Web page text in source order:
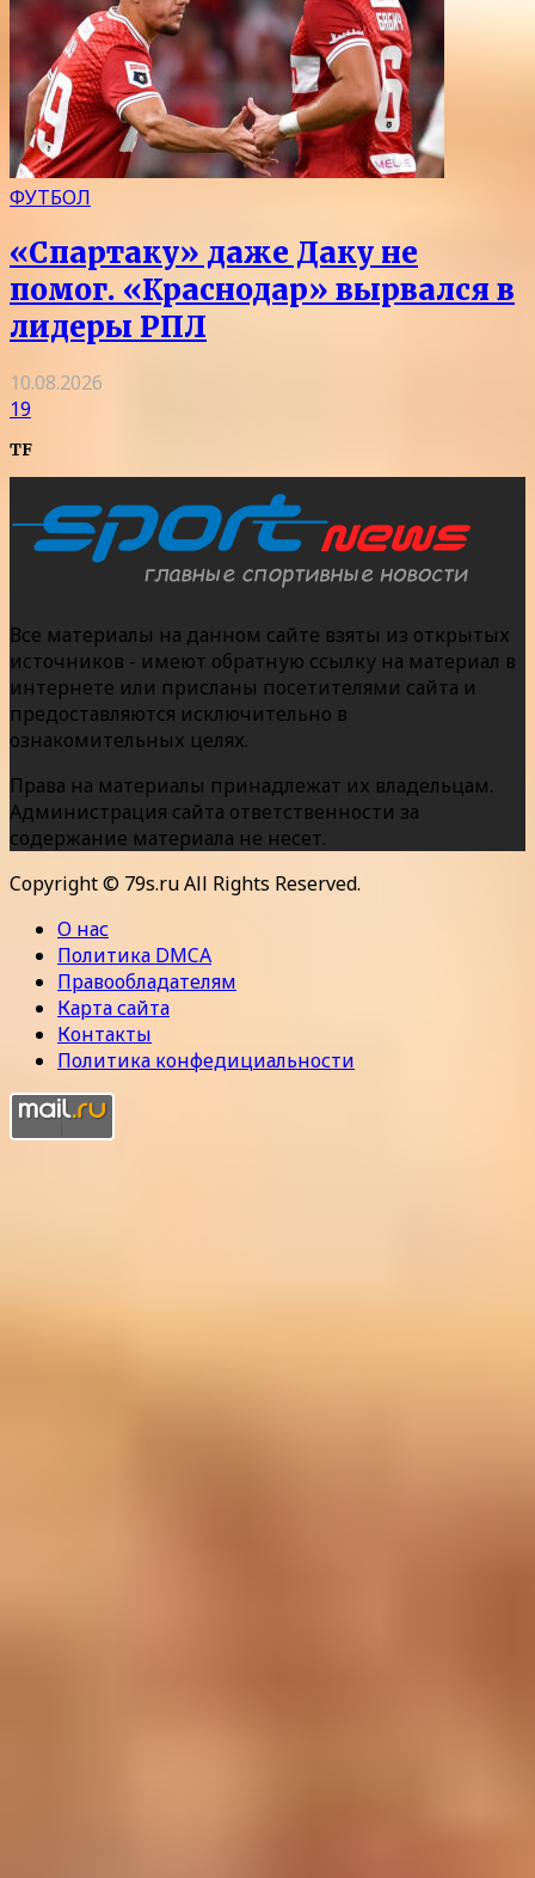
ФУТБОЛ
«Спартаку» даже Даку не
помог. «Краснодар» вырвался в
лидеры РПЛ
10.08.2026
19
TF
Все материалы на данном сайте взяты из открытых
источников - имеют обратную ссылку на материал в
интернете или присланы посетителями сайта и
предоставляются исключительно в
ознакомительных целях.
Права на материалы принадлежат их владельцам.
Администрация сайта ответственности за
содержание материала не несет.
Copyright © 79s.ru All Rights Reserved.
О нас
Политика DMCA
Правообладателям
Карта сайта
Контакты
Политика конфедициальности